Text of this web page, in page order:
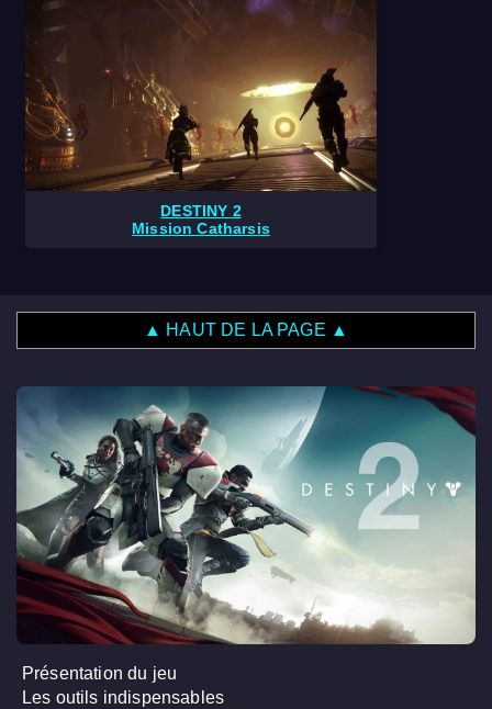
DESTINY 2
Mission Catharsis
▲ HAUT DE LA PAGE ▲
Présentation du jeu
Les outils indispensables